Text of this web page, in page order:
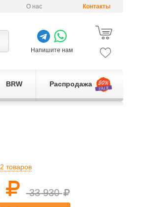
О нас Контакты
Напишите нам
BRW Распродажа
2 товаров
33 930